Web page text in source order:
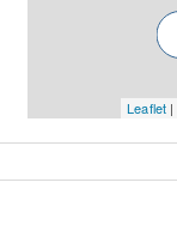
Leaflet |